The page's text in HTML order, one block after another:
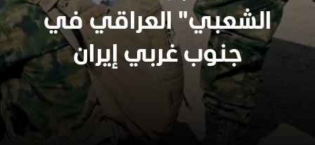
الشعبي" العراقي في
جنوب غربي إيران